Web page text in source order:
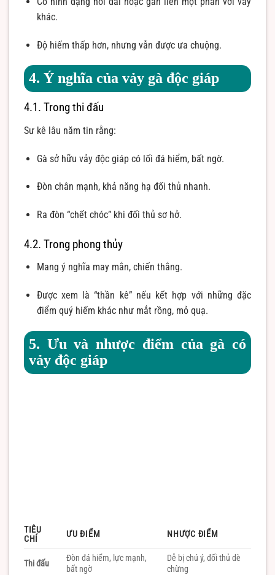
khác.
Độ hiếm thấp hơn, nhưng vẫn được ưa chuộng.
4. Ý nghĩa của vảy gà độc giáp
4.1. Trong thi đấu
Sư kê lâu năm tin rằng:
Gà sở hữu vảy độc giáp có lối đá hiểm, bất ngờ.
Đòn chân mạnh, khả năng hạ đối thủ nhanh.
Ra đòn “chết chóc” khi đối thủ sơ hở.
4.2. Trong phong thủy
Mang ý nghĩa may mắn, chiến thắng.
Được xem là “thần kê” nếu kết hợp với những đặc
điểm quý hiếm khác như mắt rồng, mỏ quạ.
5. Ưu và nhược điểm của gà có
vảy độc giáp
TIÊU
CHÍ
ƯU ĐIỂM NHƯỢC ĐIỂM
Thi đấu
Đòn đá hiểm, lực mạnh,
bất ngờ
Dễ bị chú ý, đối thủ dè
chừng